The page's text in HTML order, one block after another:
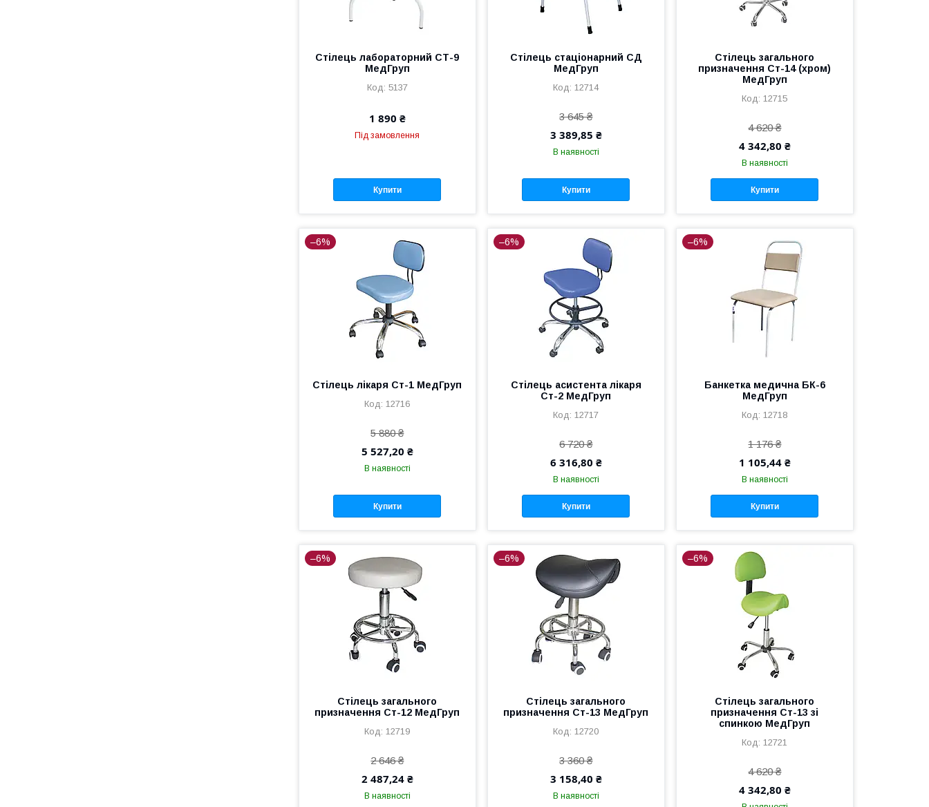
Стілець лабораторний СТ-9
МедГруп
5137
1 890 ₴
Під замовлення
Купити
Стілець стаціонарний СД
МедГруп
12714
3 645 ₴
3 389,85 ₴
В наявності
Купити
Стілець загального
призначення Ст-14 (хром)
МедГруп
12715
4 620 ₴
4 342,80 ₴
В наявності
Купити
–6%
Стілець лікаря Ст-1 МедГруп
12716
5 880 ₴
5 527,20 ₴
В наявності
Купити
–6%
Стілець асистента лікаря
Cт-2 МедГруп
12717
6 720 ₴
6 316,80 ₴
В наявності
Купити
–6%
Банкетка медична БК-6
МедГруп
12718
1 176 ₴
1 105,44 ₴
В наявності
Купити
–6%
Стілець загального
призначення Ст-12 МедГруп
12719
2 646 ₴
2 487,24 ₴
В наявності
–6%
Стілець загального
призначення Ст-13 МедГруп
12720
3 360 ₴
3 158,40 ₴
В наявності
–6%
Стілець загального
призначення Ст-13 зі
спинкою МедГруп
12721
4 620 ₴
4 342,80 ₴